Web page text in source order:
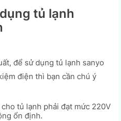
tủ lạnh
để sử dụng tủ lạnh sanyo
điện thì bạn cần chú ý
tủ lạnh phải đạt mức 220V
ổn định.